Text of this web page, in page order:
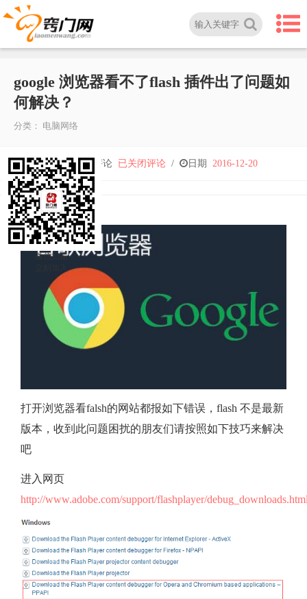
google 浏览器看不了flash 插件出了问题如
何解决？
分类： 电脑网络
人气4,488/ 评论 google
览
看
不
flash
插
出
了
问
已关闭评论 / 日期 2016-12-20
打开浏览器看falsh的网站都报如下错误，flash 不是最新
版本，收到此问题困扰的朋友们请按照如下技巧来解决
吧
进入网页
http://www.adobe.com/support/flashplayer/
微信扫描
立刻加入